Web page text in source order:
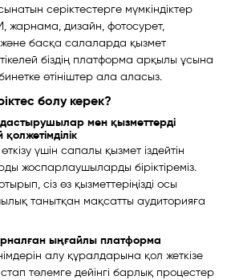
серіктестерге мүмкіндіктер
жарнама, дизайн, фотосурет,
басқа салаларда қызмет
біздің платформа арқылы ұсына
өтініштер ала аласыз.
болу керек?
мен қызметтерді
үшін сапалы қызмет іздейтін
жоспарлаушыларды біріктіреміз.
сіз өз қызметтеріңізді осы
танытқан мақсатты аудиторияға
ыңғайлы платформа
алу құралдарына қол жеткізе
төлемге дейінгі барлық процестер